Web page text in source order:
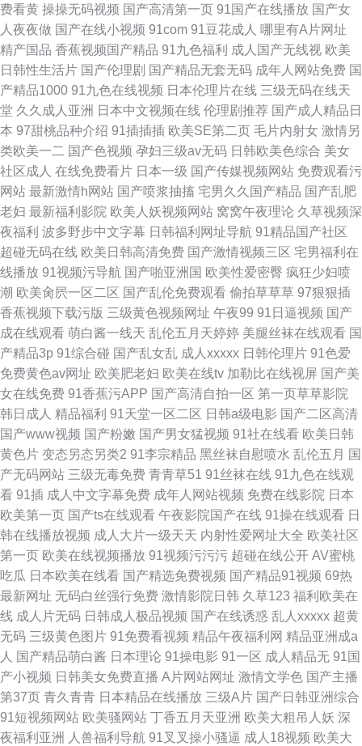
费看黄 操操无码视频 国产高清第一页 91国产在线播放 国产女
人夜夜做 国产在线小视频 91com 91豆花成人 哪里有A片网址
精产国品 香蕉视频国产精品 91九色福利 成人国产无线视 欧美
日韩性生活片 国产伦理剧 国产精品无套无码 成年人网站免费 国
产精品1000 91九色在线视频 日本伦理片在线 三级无码在线天
堂 久久成人亚洲 日本中文视频在线 伦理剧推荐 国产成人精品日
本 97甜桃品种介绍 91插插插 欧美SE第二页 毛片内射女 激情另
类欧美一二 国产色视频 孕妇三级av无码 日韩欧美色综合 美女
社区成人 在线免费看片 日本一级 国产传媒视频网站 免费观看污
网站 最新激情h网站 国产喷浆抽搐 宅男久久国产精品 国产乱肥
老妇 最新福利影院 欧美人妖视频网站 窝窝午夜理论 久草视频深
夜福利 波多野步中文字幕 日韩福利网址导航 91精品国产社区
超碰无码在线 欧美日韩高清免费 国产激情视频三区 宅男福利在
线播放 91视频污导航 国产啪亚洲国 欧美性爱密臀 疯狂少妇喷
潮 欧美肏屄一区二区 国产乱伦免费观看 偷拍草草草 97狠狠插
香蕉视频下载污版 三级黄色视频网址 午夜99 91日逼视频 国产
成在线观看 萌白酱一线天 乱伦五月天婷婷 美腿丝袜在线观看 国
产精品3p 91综合碰 国产乱女乱 成人xxxxx 日韩伦理片 91色爱
免费黄色av网址 欧美肥老妇 欧美在线tv 加勒比在线视屏 国产美
女在线免费 91香蕉污APP 国产高清自拍一区 第一页草草影院
韩日成人 精品福利 91天堂一区二区 日韩a级电影 国产二区高清
国产www视频 国产粉嫩 国产男女猛视频 91社在线看 欧美日韩
黄色片 变态另态另类2 91李宗精品 黑丝袜自慰喷水 乱伦五月 国
产无码网站 三级无毒免费 青青草51 91丝袜在线 91九色在线观
看 91插 成人中文字幕免费 成年人网站视频 免费在线影院 日本
欧美第一页 国产ts在线观看 午夜影院国产在线 91操在线观看 日
韩在线播放视频 成人大片一级天天 内射性爱网址大全 欧美社区
第一页 欧美在线视频播放 91视频污污污 超碰在线公开 AV蜜桃
吃瓜 日本欧美在线看 国产精选免费视频 国产精品91视频 69热
最新网址 无码白丝强行免费 激情影院日韩 久草123 福利欧美在
线 成人片无码 日韩成人极品视频 国产在线诱惑 乱人xxxxx 超黄
无码 三级黄色图片 91免费看视频 精品午夜福利网 精品亚洲成a
人 国产精品萌白酱 日本理论 91操电影 91一区 成人精品无 91国
产小视频 日韩美女免费直播 A片网站网址 激情文学色 国产主播
第37页 青久青青 日本精品在线播放 三级A片 国产日韩亚洲综合
91短视频网站 欧美骚网站 丁香五月天亚洲 欧美大粗吊人妖 深
夜福利亚洲
人兽福利导航 91叉叉操小骚逼 成人18视频 欧美大